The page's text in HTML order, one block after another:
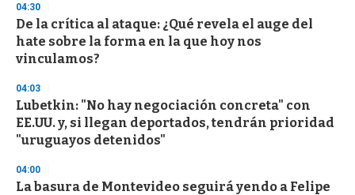
04:30
De la crítica al ataque: ¿Qué revela el auge del
hate sobre la forma en la que hoy nos
vinculamos?
04:03
Lubetkin: "No hay negociación concreta" con
EE.UU. y, si llegan deportados, tendrán prioridad
"uruguayos detenidos"
04:00
La basura de Montevideo seguirá yendo a Felipe